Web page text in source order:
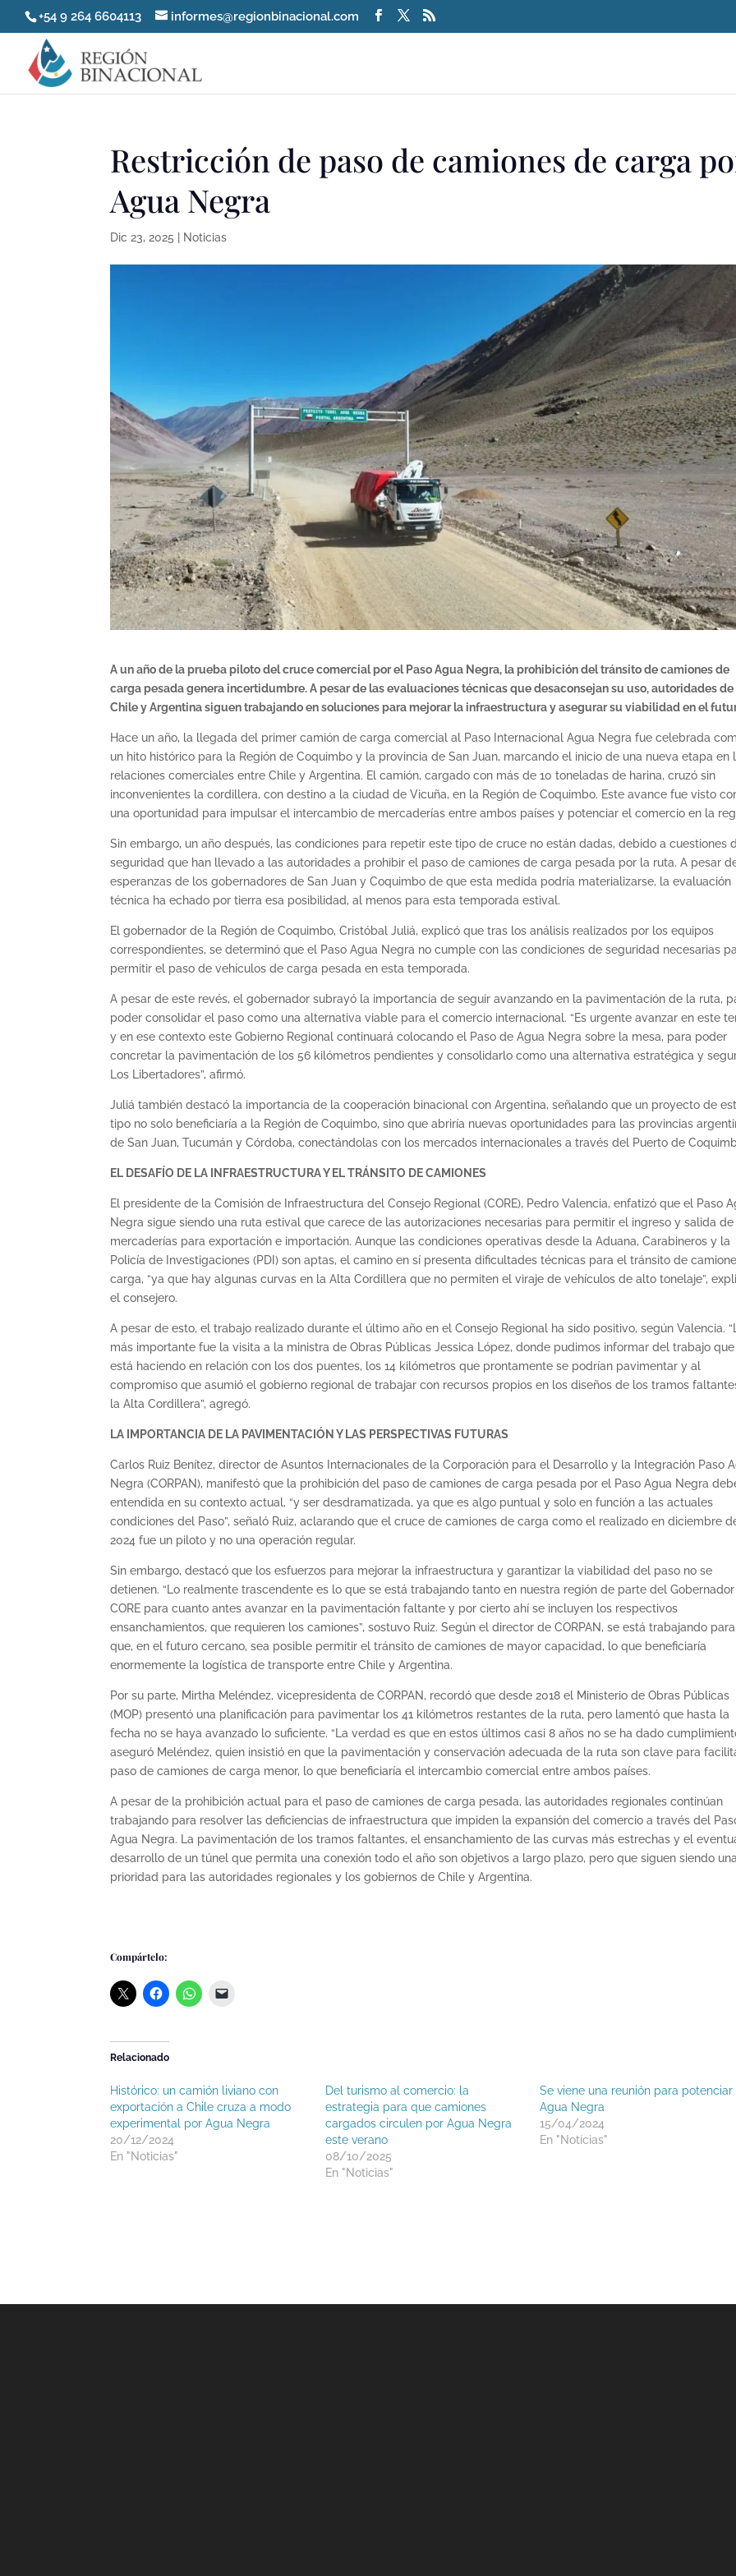
+54 9 264 6604113 informes@regionbinacional.com
Restricción de paso de camiones de carga
Agua Negra
Dic 23, 2025 Noticias
A un año de la prueba piloto del cruce comercial por el Paso Agua Negra, la prohibición del tránsito de camiones de
carga pesada genera incertidumbre. A pesar de las evaluaciones técnicas que desaconsejan su uso, autoridades de
Chile y Argentina siguen trabajando en soluciones para mejorar la infraestructura y asegurar su viabilidad en el
Hace un año, la llegada del primer camión de carga comercial al Paso Internacional Agua Negra fue celebrada
un hito histórico para la Región de Coquimbo y la provincia de San Juan, marcando el inicio de una nueva etapa en
relaciones comerciales entre Chile y Argentina. El camión, cargado con más de 10 toneladas de harina, cruzó sin
inconvenientes la cordillera, con destino a la ciudad de Vicuña, en la Región de Coquimbo. Este avance fue visto
una oportunidad para impulsar el intercambio de mercaderías entre ambos países y potenciar el comercio en la
Sin embargo, un año después, las condiciones para repetir este tipo de cruce no están dadas, debido a cuestiones
seguridad que han llevado a las autoridades a prohibir el paso de camiones de carga pesada por la ruta. A pesar
esperanzas de los gobernadores de San Juan y Coquimbo de que esta medida podría materializarse, la evaluación
técnica ha echado por tierra esa posibilidad, al menos para esta temporada estival.
El gobernador de la Región de Coquimbo, Cristóbal Juliá, explicó que tras los análisis realizados por los equipos
correspondientes, se determinó que el Paso Agua Negra no cumple con las condiciones de seguridad necesarias
permitir el paso de vehículos de carga pesada en esta temporada.
A pesar de este revés, el gobernador subrayó la importancia de seguir avanzando en la pavimentación de la ruta,
poder consolidar el paso como una alternativa viable para el comercio internacional. “Es urgente avanzar en este
y en ese contexto este Gobierno Regional continuará colocando el Paso de Agua Negra sobre la mesa, para poder
concretar la pavimentación de los 56 kilómetros pendientes y consolidarlo como una alternativa estratégica y
Los Libertadores”, afirmó.
Juliá también destacó la importancia de la cooperación binacional con Argentina, señalando que un proyecto de
tipo no solo beneficiaría a la Región de Coquimbo, sino que abriría nuevas oportunidades para las provincias
de San Juan, Tucumán y Córdoba, conectándolas con los mercados internacionales a través del Puerto de
EL DESAFÍO DE LA INFRAESTRUCTURA Y EL TRÁNSITO DE CAMIONES
El presidente de la Comisión de Infraestructura del Consejo Regional (CORE), Pedro Valencia, enfatizó que el Paso
Negra sigue siendo una ruta estival que carece de las autorizaciones necesarias para permitir el ingreso y salida de
mercaderías para exportación e importación. Aunque las condiciones operativas desde la Aduana, Carabineros y la
Policía de Investigaciones (PDI) son aptas, el camino en sí presenta dificultades técnicas para el tránsito de
carga, “ya que hay algunas curvas en la Alta Cordillera que no permiten el viraje de vehículos de alto tonelaje”,
el consejero.
A pesar de esto, el trabajo realizado durante el último año en el Consejo Regional ha sido positivo, según Valencia.
más importante fue la visita a la ministra de Obras Públicas Jessica López, donde pudimos informar del trabajo
está haciendo en relación con los dos puentes, los 14 kilómetros que prontamente se podrían pavimentar y al
compromiso que asumió el gobierno regional de trabajar con recursos propios en los diseños de los tramos
la Alta Cordillera”, agregó.
LA IMPORTANCIA DE LA PAVIMENTACIÓN Y LAS PERSPECTIVAS FUTURAS
Carlos Ruiz Benítez, director de Asuntos Internacionales de la Corporación para el Desarrollo y la Integración Paso
Negra (CORPAN), manifestó que la prohibición del paso de camiones de carga pesada por el Paso Agua Negra
entendida en su contexto actual, “y ser desdramatizada, ya que es algo puntual y solo en función a las actuales
condiciones del Paso”, señaló Ruiz, aclarando que el cruce de camiones de carga como el realizado en diciembre
2024 fue un piloto y no una operación regular.
Sin embargo, destacó que los esfuerzos para mejorar la infraestructura y garantizar la viabilidad del paso no se
detienen. “Lo realmente trascendente es lo que se está trabajando tanto en nuestra región de parte del
CORE para cuanto antes avanzar en la pavimentación faltante y por cierto ahí se incluyen los respectivos
ensanchamientos, que requieren los camiones”, sostuvo Ruiz. Según el director de CORPAN, se está trabajando para
que, en el futuro cercano, sea posible permitir el tránsito de camiones de mayor capacidad, lo que beneficiaría
enormemente la logística de transporte entre Chile y Argentina.
Por su parte, Mirtha Meléndez, vicepresidenta de CORPAN, recordó que desde 2018 el Ministerio de Obras Públicas
(MOP) presentó una planificación para pavimentar los 41 kilómetros restantes de la ruta, pero lamentó que hasta la
fecha no se haya avanzado lo suficiente. “La verdad es que en estos últimos casi 8 años no se ha dado
aseguró Meléndez, quien insistió en que la pavimentación y conservación adecuada de la ruta son clave para
paso de camiones de carga menor, lo que beneficiaría el intercambio comercial entre ambos países.
A pesar de la prohibición actual para el paso de camiones de carga pesada, las autoridades regionales continúan
trabajando para resolver las deficiencias de infraestructura que impiden la expansión del comercio a través del
Agua Negra. La pavimentación de los tramos faltantes, el ensanchamiento de las curvas más estrechas y el
desarrollo de un túnel que permita una conexión todo el año son objetivos a largo plazo, pero que siguen siendo
prioridad para las autoridades regionales y los gobiernos de Chile y Argentina.
Compártelo:
Relacionado
Histórico: un camión liviano con
exportación a Chile cruza a modo
experimental por Agua Negra
20/12/2024
En "Noticias"
Del turismo al comercio: la
estrategia para que camiones
cargados circulen por Agua Negra
este verano
08/10/2025
En "Noticias"
Se viene una reunión para potenciar
Agua Negra
15/04/2024
En "Noticias"